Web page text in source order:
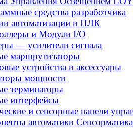
средства разработчика
автоматизации и ПЛК
и Модули I/O
— усилители сигнала
маршрутизаторы
устройства и аксессуары
мощности
терминаторы
интерфейсы
и сенсорные панели
автоматики Сенсорматика